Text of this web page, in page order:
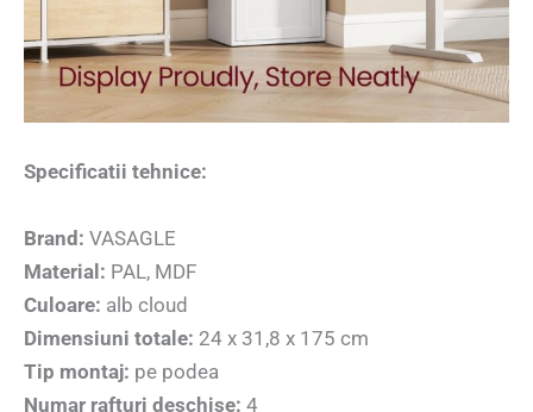
Specificatii tehnice:
Brand: VASAGLE
Material: PAL, MDF
Culoare: alb cloud
Dimensiuni totale: 24 x 31,8 x 175 cm
Tip montaj: pe podea
Numar rafturi deschise: 4